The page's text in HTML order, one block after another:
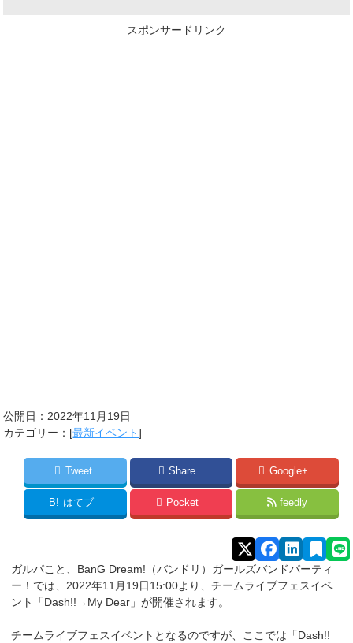
スポンサードリンク
公開日： 2022年11月19日
カテゴリー：[最新イベント]
Tweet Share Google+
B! はてブ Pocket feedly
ガルパこと、BanG Dream!（バンドリ）ガールズバンドパーティ
ー！では、2022年11月19日15:00より、チームライブフェスイベ
ント「Dash!!→My Dear」が開催されます。
チームライブフェスイベントとなるのですが、ここでは「Dash!!